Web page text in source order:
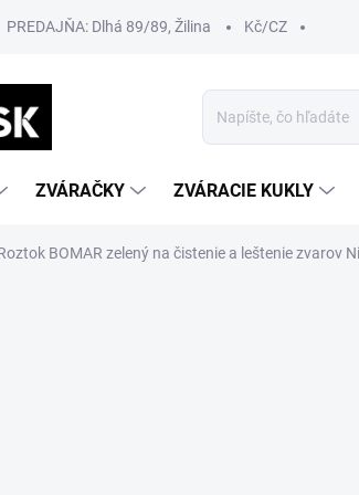
PREDAJŇA: Dlhá 89/89, Žilina Kč/CZ
ZVÁRAČKY ZVÁRACIE KUKLY
BOMAR zelený na čistenie a leštenie zvarov